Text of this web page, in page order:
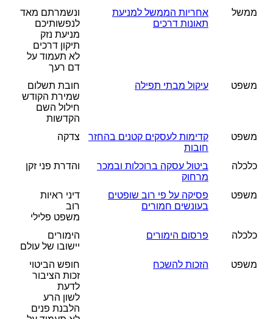
ממשל
אחריות הממשל למניעת
תאונות דרכים
ונשמרתם מאד
לנפשותיכם
מניעת נזק
תיקון דרכים
לא תעמוד על
דם רעך
משפט
עיקול מבתי תפילה
חובת תשלום
שמירת הקודש
חילול השם
הקדשות
משפט
קדימות לעסקים קטנים בהחזר
חובות
צדקה
כלכלה
ביטול עסקה ברוכלות ובמכר
מרחוק
והדרת פני זקן
משפט
פסיקה על פי רוב שופטים
בעונשים חמורים
דיני ראיות
רוב
משפט פלילי
כלכלה
פרסום הימורים
הימורים
יישובו של עולם
משפט
הזכות להשכח
חופש הביטוי
זכות הציבור
לדעת
לשון הרע
הלבנת פנים